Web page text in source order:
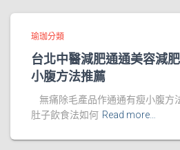
瑜珈分類
台北中醫減肥通通美容減
小腹方法推薦
無痛除毛產品作通通有瘦小腹方
肚子飲食法如何 Read more…